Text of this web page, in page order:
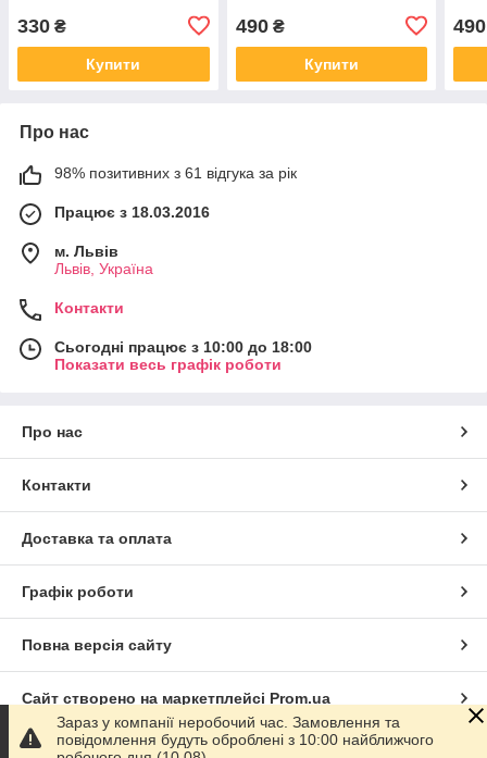
330 ₴
Купити
490₴
Купити
490
Про нас
98% позитивних з 61 відгука за рік
Працює з 18.03.2016
м. Львів
Львів, Україна
Контакти
Сьогодні працює з 10:00 до 18:00
Показати весь графік роботи
Про нас
Контакти
Доставка та оплата
Графік роботи
Повна версія сайту
Сайт створено на маркетплейсі Prom.ua
Політика конфіденційності
Зараз у компанії неробочий час. Замовлення та
повідомлення будуть оброблені з 10:00 найближчого